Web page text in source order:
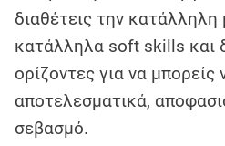
διαθέτεις την
κατάλληλα soft skills και
ορίζοντες για να μπορείς
αποτελεσματικά,
σεβασμό.